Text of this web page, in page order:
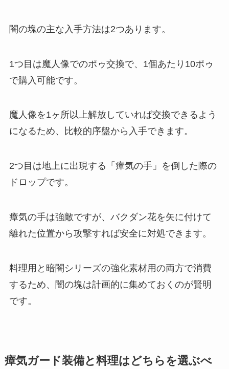
闇の塊の主な入手方法は2つあります。
1つ目は魔人像でのポゥ交換で、1個あたり10ポゥ
で購入可能です。
魔人像を1ヶ所以上解放していれば交換できるよう
になるため、比較的序盤から入手できます。
2つ目は地上に出現する「瘴気の手」を倒した際の
ドロップです。
瘴気の手は強敵ですが、バクダン花を矢に付けて
離れた位置から攻撃すれば安全に対処できます。
料理用と暗闇シリーズの強化素材用の両方で消費
するため、闇の塊は計画的に集めておくのが賢明
です。
瘴気ガード装備と料理はどちらを選ぶべ